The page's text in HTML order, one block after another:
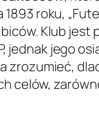
roku,
Klub
jednak jego
zrozumieć,
celów,